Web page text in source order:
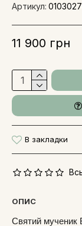
11 900 грн
Артикул:
В закладки
ОПИС
Святий мученик